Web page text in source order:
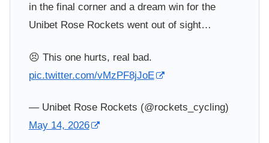
in the final corner and a dream win for the
Unibet Rose Rockets went out of sight…
😣 This one hurts, real bad.
pic.twitter.com/vMzPF8jJoE
— Unibet Rose Rockets (@rockets_cycling)
May 14, 2026